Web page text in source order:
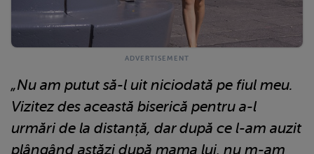
„Nu am putut să-l uit niciodată pe fiul meu.
Vizitez des această biserică pentru a-l
urmări de la distanță, dar după ce l-am auzit
plângând astăzi după mama lui, nu m-am